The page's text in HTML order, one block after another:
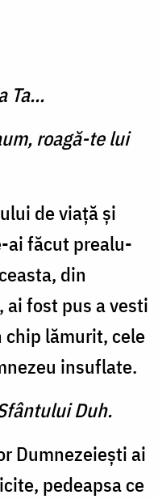
Ta...
roagă-te lui
de viaţă şi
ai făcut prealu­
din
ai fost pus a vesti
lămurit, cele
insuflate.
Duh.
Dumnezeieşti ai
pedeapsa ce